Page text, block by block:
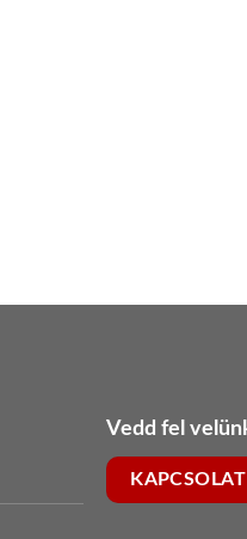
Vedd fel
KAPCSOLAT